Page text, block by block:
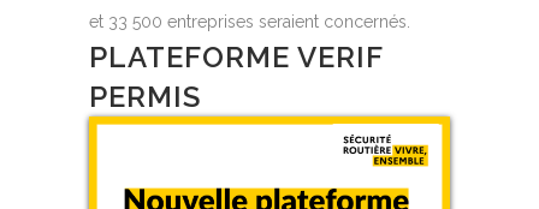
et 33 500 entreprises seraient concernés.
PLATEFORME VERIF
PERMIS